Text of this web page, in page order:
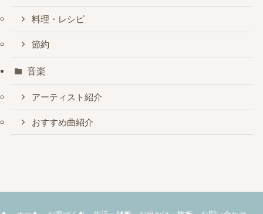
料理・レシピ
節約
音楽
アーティスト紹介
おすすめ曲紹介